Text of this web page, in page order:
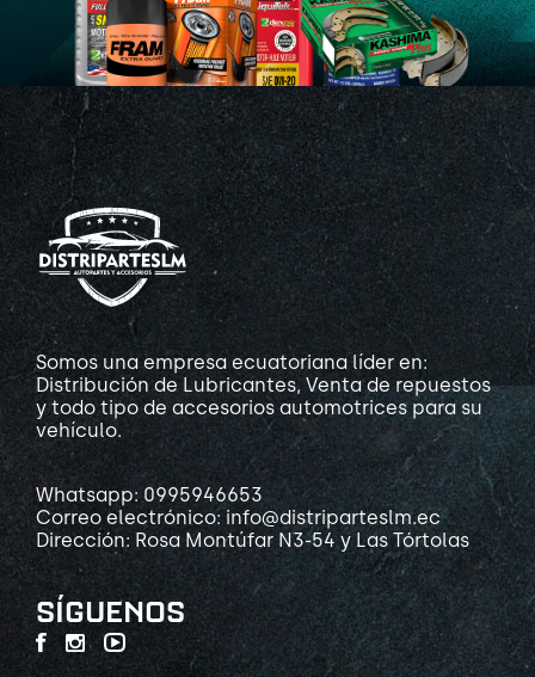
Somos una empresa ecuatoriana líder en:
Distribución de Lubricantes, Venta de repuestos
y todo tipo de accesorios automotrices para su
vehículo.
Whatsapp: 0995946653
Correo electrónico: info@distriparteslm.ec
Dirección: Rosa Montúfar N3-54 y Las Tórtolas
SÍGUENOS